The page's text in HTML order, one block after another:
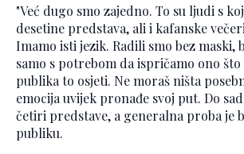
"Već dugo smo zajedno. To su ljudi s
desetine predstava, ali i kafanske
Imamo isti jezik. Radili smo bez maski,
samo s potrebom da ispričamo ono što
publika to osjeti. Ne moraš ništa
emocija uvijek pronađe svoj put. Do
četiri predstave, a generalna proba je
publiku.